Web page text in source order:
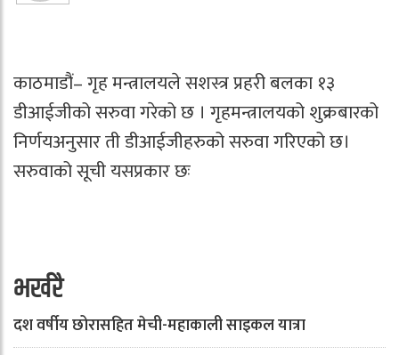
काठमाडौं– गृह मन्त्रालयले सशस्त्र प्रहरी बलका १३
डीआईजीको सरुवा गरेको छ । गृहमन्त्रालयको शुक्रबारको
निर्णयअनुसार ती डीआईजीहरुको सरुवा गरिएको छ।
सरुवाको सूची यसप्रकार छः
भर्खरै
दश वर्षीय छोरासहित मेची-महाकाली साइकल यात्रा